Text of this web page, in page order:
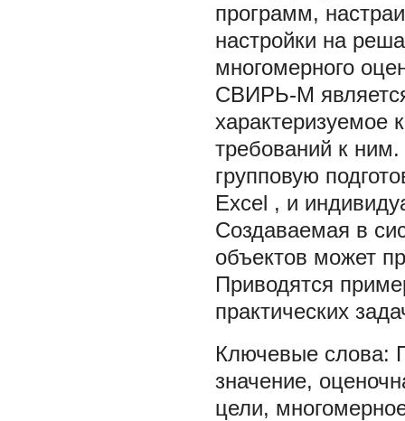
программ,
настройки на
многомерного
СВИРЬ-М
характеризуемое
требований к
групповую
Excel , и
Создаваемая в
объектов может
Приводятся
практических
значение,
цели,